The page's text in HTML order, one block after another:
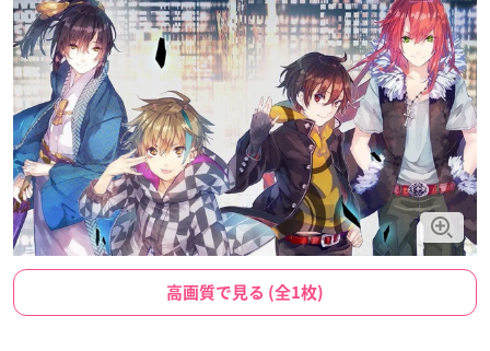
高画質で見る (全1枚)